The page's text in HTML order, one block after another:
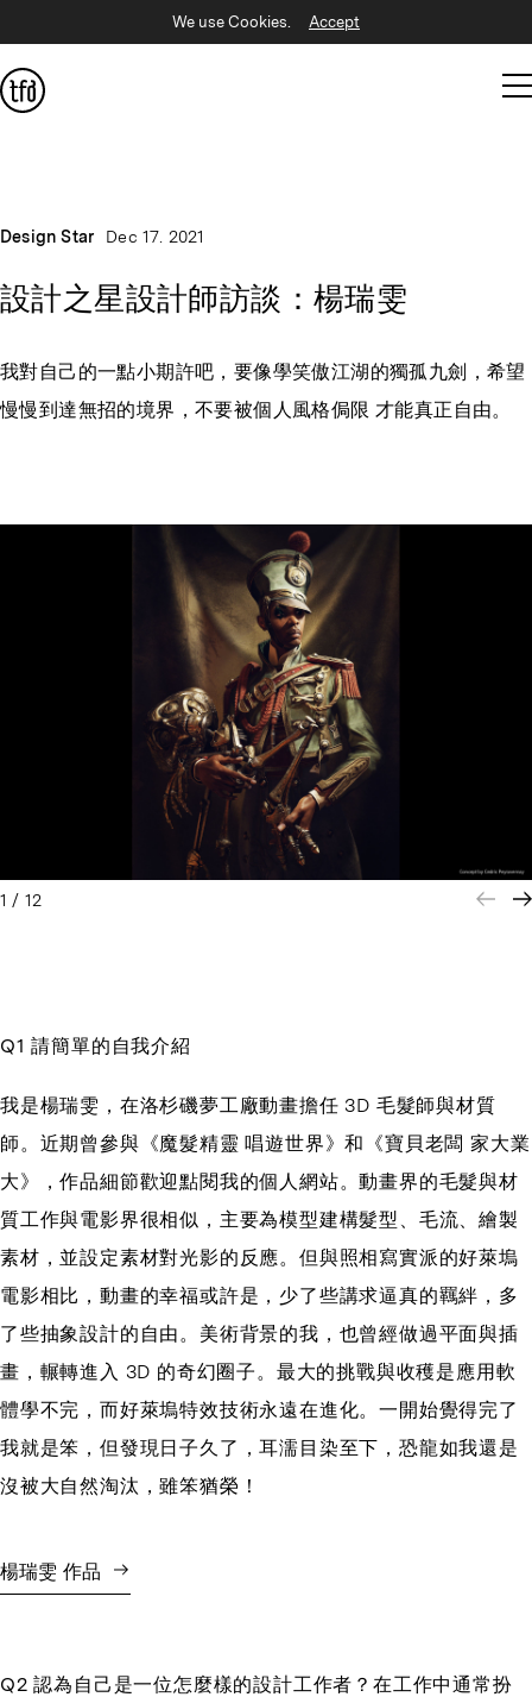
We use Cookies. Accept
Design Star Dec 17. 2021
設計之星設計師訪談：楊瑞雯
我對自己的一點小期許吧，要像學笑傲江湖的獨孤九劍，希望
慢慢到達無招的境界，不要被個人風格侷限 才能真正自由。
1 / 12
Q1 請簡單的自我介紹
我是楊瑞雯，在洛杉磯夢工廠動畫擔任 3D 毛髮師與材質
師。近期曾參與《魔髮精靈 唱遊世界》和《寶貝老闆 家大業
大》，作品細節歡迎點閱我的個人網站。動畫界的毛髮與材
質工作與電影界很相似，主要為模型建構髮型、毛流、繪製
素材，並設定素材對光影的反應。但與照相寫實派的好萊塢
電影相比，動畫的幸福或許是，少了些講求逼真的羈絆，多
了些抽象設計的自由。美術背景的我，也曾經做過平面與插
畫，輾轉進入 3D 的奇幻圈子。最大的挑戰與收穫是應用軟
體學不完，而好萊塢特效技術永遠在進化。一開始覺得完了
我就是笨，但發現日子久了，耳濡目染至下，恐龍如我還是
沒被大自然淘汰，雖笨猶榮！
楊瑞雯 作品
Q2 認為自己是一位怎麼樣的設計工作者？在工作中通常扮